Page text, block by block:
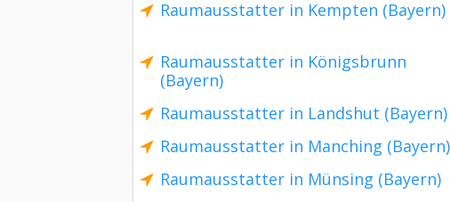
Raumausstatter in Kempten (Bayern)
Raumausstatter in Königsbrunn
(Bayern)
Raumausstatter in Landshut (Bayern)
Raumausstatter in Manching (Bayern)
Raumausstatter in Münsing (Bayern)